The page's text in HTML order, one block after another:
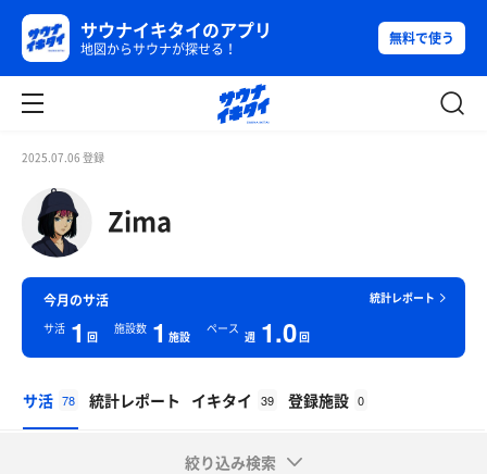
サウナイキタイのアプリ
地図からサウナが探せる！
無料で使う
2025.07.06 登録
Zima
統計レポート
今月のサ活
サ活 1 回
施設数 1 施設
ペース
週 1.0回
サ活 78 統計レポート イキタイ 39 登録施設 0
絞り込み検索